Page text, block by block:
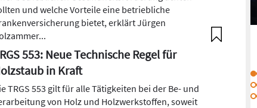
und welche Vorteile eine betriebliche
bietet, erklärt Jürgen
553: Neue Technische Regel für
in Kraft
TRGS 553 gilt für alle Tätigkeiten bei der Be- und
von Holz und Holzwerkstoffen, soweit